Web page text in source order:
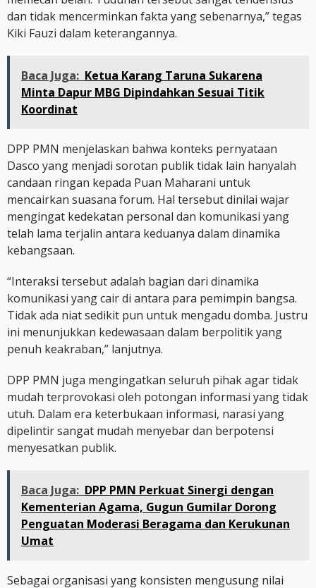
dan tidak mencerminkan fakta yang sebenarnya,” tegas
Kiki Fauzi dalam keterangannya.
Baca Juga: Ketua Karang Taruna Sukarena
Minta Dapur MBG Dipindahkan Sesuai Titik
Koordinat
DPP PMN menjelaskan bahwa konteks pernyataan
Dasco yang menjadi sorotan publik tidak lain hanyalah
candaan ringan kepada Puan Maharani untuk
mencairkan suasana forum. Hal tersebut dinilai wajar
mengingat kedekatan personal dan komunikasi yang
telah lama terjalin antara keduanya dalam dinamika
kebangsaan.
“Interaksi tersebut adalah bagian dari dinamika
komunikasi yang cair di antara para pemimpin bangsa.
Tidak ada niat sedikit pun untuk mengadu domba. Justru
ini menunjukkan kedewasaan dalam berpolitik yang
penuh keakraban,” lanjutnya.
DPP PMN juga mengingatkan seluruh pihak agar tidak
mudah terprovokasi oleh potongan informasi yang tidak
utuh. Dalam era keterbukaan informasi, narasi yang
dipelintir sangat mudah menyebar dan berpotensi
menyesatkan publik.
Baca Juga: DPP PMN Perkuat Sinergi dengan
Kementerian Agama, Gugun Gumilar Dorong
Penguatan Moderasi Beragama dan Kerukunan
Umat
Sebagai organisasi yang konsisten mengusung nilai